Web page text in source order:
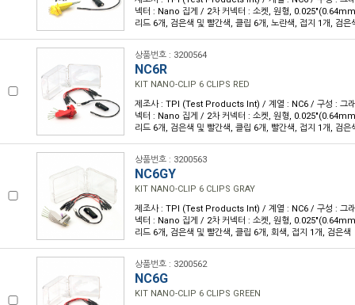
넥터 : Nano 집게 / 2차 커넥터 : 소켓, 원형,
리드 6개, 검은색 및 빨간색, 클립 6개, 노란색, 접지 1개, 검은
상품번호 : 3200564
NC6R
KIT NANO-CLIP 6 CLIPS RED
제조사 : TPI (Test Products Int) / 계열 : NC6 / 구성 : 그
넥터 : Nano 집게 / 2차 커넥터 : 소켓, 원형,
리드 6개, 검은색 및 빨간색, 클립 6개, 빨간색, 접지 1개, 검은
상품번호 : 3200563
NC6GY
KIT NANO-CLIP 6 CLIPS GRAY
제조사 : TPI (Test Products Int) / 계열 : NC6 / 구성 : 그
넥터 : Nano 집게 / 2차 커넥터 : 소켓, 원형,
리드 6개, 검은색 및 빨간색, 클립 6개, 회색, 접지 1개, 검은색
상품번호 : 3200562
NC6G
KIT NANO-CLIP 6 CLIPS GREEN